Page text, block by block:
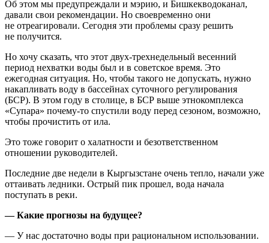
Об этом мы предупреждали и мэрию, и Бишкекводоканал,
давали свои рекомендации. Но своевременно они
не отреагировали. Сегодня эти проблемы сразу решить
не получится.
Но хочу сказать, что этот двух-трехнедельный весенний
период нехватки воды был и в советское время. Это
ежегодная ситуация. Но, чтобы такого не допускать, нужно
накапливать воду в бассейнах суточного регулирования
(БСР). В этом году в столице, в БСР выше этнокомплекса
«Супара» почему-то спустили воду перед сезоном, возможно,
чтобы прочистить от ила.
Это тоже говорит о халатности и безответственном
отношении руководителей.
Последние две недели в Кыргызстане очень тепло, начали уже
оттаивать ледники. Острый пик прошел, вода начала
поступать в реки.
— Какие прогнозы на будущее?
— У нас достаточно воды при рациональном использовании.